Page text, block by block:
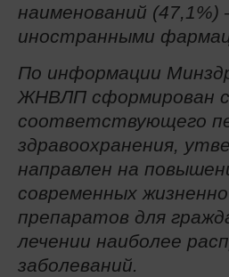
наименований (47,1%)
иностранными
По информации
ЖНВЛП сформирован
соответствующего
здравоохранения,
направлен на
современных
препаратов для
лечении наиболее
заболеваний.